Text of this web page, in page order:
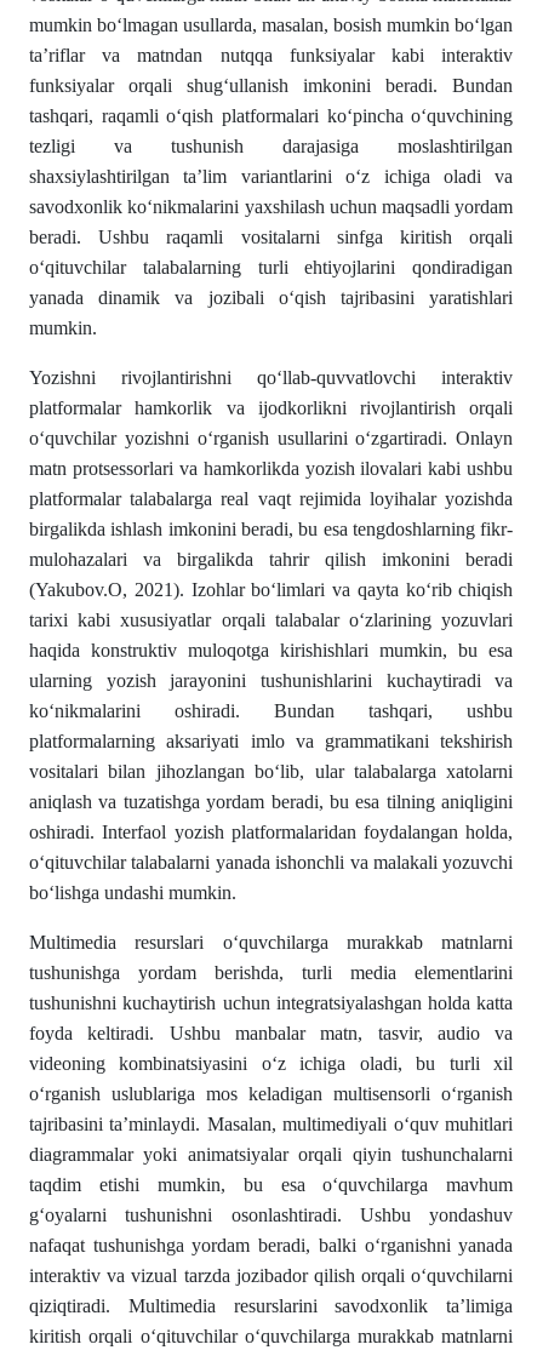
mumkin boʻlmagan usullarda, masalan, bosish mumkin boʻlgan
taʼriflar va matndan nutqqa funksiyalar kabi interaktiv
funksiyalar orqali shugʻullanish imkonini beradi. Bundan
tashqari, raqamli oʻqish platformalari koʻpincha oʻquvchining
tezligi va tushunish darajasiga moslashtirilgan
shaxsiylashtirilgan ta’lim variantlarini oʻz ichiga oladi va
savodxonlik koʻnikmalarini yaxshilash uchun maqsadli yordam
beradi. Ushbu raqamli vositalarni sinfga kiritish orqali
oʻqituvchilar talabalarning turli ehtiyojlarini qondiradigan
yanada dinamik va jozibali oʻqish tajribasini yaratishlari
mumkin.
Yozishni rivojlantirishni qoʻllab-quvvatlovchi interaktiv
platformalar hamkorlik va ijodkorlikni rivojlantirish orqali
oʻquvchilar yozishni oʻrganish usullarini oʻzgartiradi. Onlayn
matn protsessorlari va hamkorlikda yozish ilovalari kabi ushbu
platformalar talabalarga real vaqt rejimida loyihalar yozishda
birgalikda ishlash imkonini beradi, bu esa tengdoshlarning fikr-
mulohazalari va birgalikda tahrir qilish imkonini beradi
(Yakubov.O, 2021). Izohlar boʻlimlari va qayta koʻrib chiqish
tarixi kabi xususiyatlar orqali talabalar oʻzlarining yozuvlari
haqida konstruktiv muloqotga kirishishlari mumkin, bu esa
ularning yozish jarayonini tushunishlarini kuchaytiradi va
koʻnikmalarini oshiradi. Bundan tashqari, ushbu
platformalarning aksariyati imlo va grammatikani tekshirish
vositalari bilan jihozlangan boʻlib, ular talabalarga xatolarni
aniqlash va tuzatishga yordam beradi, bu esa tilning aniqligini
oshiradi. Interfaol yozish platformalaridan foydalangan holda,
oʻqituvchilar talabalarni yanada ishonchli va malakali yozuvchi
boʻlishga undashi mumkin.
Multimedia resurslari oʻquvchilarga murakkab matnlarni
tushunishga yordam berishda, turli media elementlarini
tushunishni kuchaytirish uchun integratsiyalashgan holda katta
foyda keltiradi. Ushbu manbalar matn, tasvir, audio va
videoning kombinatsiyasini oʻz ichiga oladi, bu turli xil
oʻrganish uslublariga mos keladigan multisensorli oʻrganish
tajribasini ta’minlaydi. Masalan, multimediyali oʻquv muhitlari
diagrammalar yoki animatsiyalar orqali qiyin tushunchalarni
taqdim etishi mumkin, bu esa oʻquvchilarga mavhum
gʻoyalarni tushunishni osonlashtiradi. Ushbu yondashuv
nafaqat tushunishga yordam beradi, balki oʻrganishni yanada
interaktiv va vizual tarzda jozibador qilish orqali oʻquvchilarni
qiziqtiradi. Multimedia resurslarini savodxonlik ta’limiga
kiritish orqali oʻqituvchilar oʻquvchilarga murakkab matnlarni